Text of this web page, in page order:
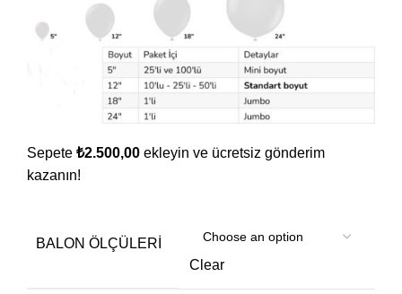
Sepete ₺2.500,00 ekleyin ve ücretsiz gönderim
kazanın!
BALON ÖLÇÜLERI
Clear